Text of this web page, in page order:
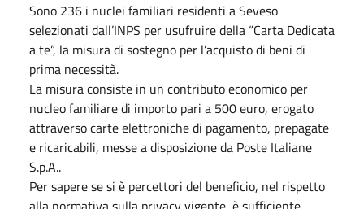
Sono 236 i nuclei familiari residenti a Seveso
selezionati dall’INPS per usufruire della “Carta Dedicata
a te”, la misura di sostegno per l’acquisto di beni di
prima necessità.
La misura consiste in un contributo economico per
nucleo familiare di importo pari a 500 euro, erogato
attraverso carte elettroniche di pagamento, prepagate
e ricaricabili, messe a disposizione da Poste Italiane
S.p.A..
Per sapere se si è percettori del beneficio, nel rispetto